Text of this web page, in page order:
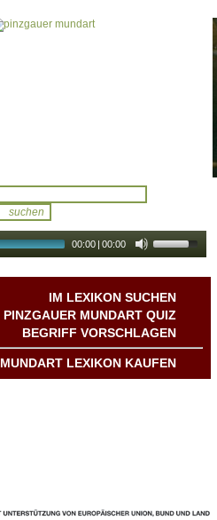
00:00 | 00:00
IM LEXIKON SUCHEN
PINZGAUER MUNDART QUIZ
BEGRIFF VORSCHLAGEN
MUNDART LEXIKON KAUFEN